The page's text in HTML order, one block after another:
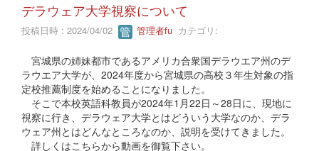
デラウェア大学視察について
投稿日時 : 2024/04/02 管理者fu カテゴリ:
宮城県の姉妹都市であるアメリカ合衆国デラウエア州のデ
ラウエア大学が、2024年度から宮城県の高校３年生対象の指
定校推薦制度を始めることになりました。
そこで本校英語科教員が2024年1月22日～28日に、現地に
視察に行き、デラウェア大学とはどういう大学なのか、デラ
ウェア州とはどんなところなのか、説明を受けてきました。
詳しくはこちらから動画を御覧下さい。